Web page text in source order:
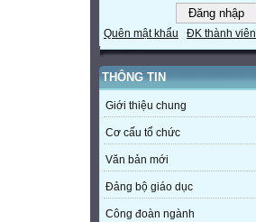
Quên mật khẩu ĐK thành viên
THÔNG TIN
Giới thiệu chung
Cơ cấu tổ chức
Văn bản mới
Đảng bộ giáo dục
Công đoàn ngành